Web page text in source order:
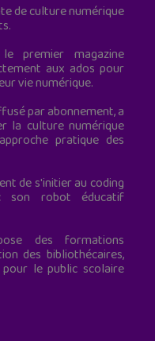
de culture numérique
premier magazine
aux ados pour
vie numérique.
par abonnement, a
la culture numérique
pratique des
de s'initier au coding
robot éducatif
des formations
des bibliothécaires,
le public scolaire